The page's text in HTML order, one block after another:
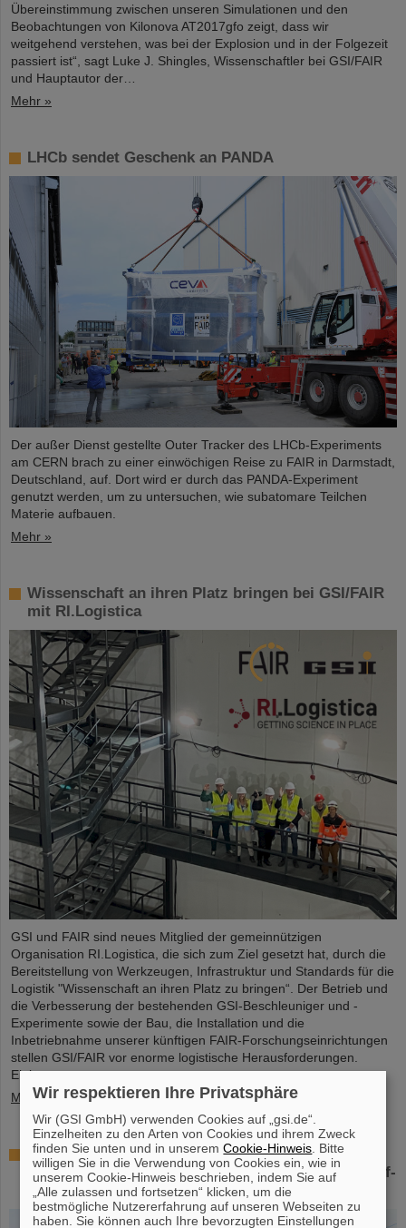
Übereinstimmung zwischen unseren Simulationen und den
Beobachtungen von Kilonova AT2017gfo zeigt, dass wir
weitgehend verstehen, was bei der Explosion und in der Folgezeit
passiert ist“, sagt Luke J. Shingles, Wissenschaftler bei GSI/FAIR
und Hauptautor der…
Mehr »
LHCb sendet Geschenk an PANDA
Der außer Dienst gestellte Outer Tracker des LHCb-Experiments
am CERN brach zu einer einwöchigen Reise zu FAIR in Darmstadt,
Deutschland, auf. Dort wird er durch das PANDA-Experiment
genutzt werden, um zu untersuchen, wie subatomare Teilchen
Materie aufbauen.
Mehr »
Wissenschaft an ihren Platz bringen bei GSI/FAIR
mit RI.Logistica
GSI und FAIR sind neues Mitglied der gemeinnützigen
Organisation RI.Logistica, die sich zum Ziel gesetzt hat, durch die
Bereitstellung von Werkzeugen, Infrastruktur und Standards für die
Logistik "Wissenschaft an ihren Platz zu bringen“. Der Betrieb und
die Verbesserung der bestehenden GSI-Beschleuniger und -
Experimente sowie der Bau, die Installation und die
Inbetriebnahme unserer künftigen FAIR-Forschungseinrichtungen
stellen GSI/FAIR vor enorme logistische Herausforderungen.
Einige…
Mehr »
Erfolgreiches Experiment mit FAIR-Detektor in
Japan – Erstmalige Messung des Kerns Sauerstoff-
28
Wir respektieren Ihre Privatsphäre
Wir (GSI GmbH) verwenden Cookies auf „gsi.de“.
Einzelheiten zu den Arten von Cookies und ihrem Zweck
finden Sie unten und in unseremCookie-Hinweis . Bitte
willigen Sie in die Verwendung von Cookies ein, wie in
unserem Cookie-Hinweis beschrieben, indem Sie auf
„Alle zulassen und fortsetzen“ klicken, um die
bestmögliche Nutzererfahrung auf unseren Webseiten zu
haben. Sie können auch Ihre bevorzugten Einstellungen